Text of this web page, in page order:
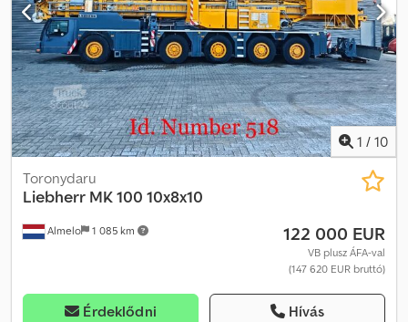
1 / 10
Almelo 1 085 km
Toronydaru
Liebherr MK 100 10x8x10
122 000 EUR
VB plusz ÁFA-val
(147 620 EUR bruttó)
Érdeklődni Hívás